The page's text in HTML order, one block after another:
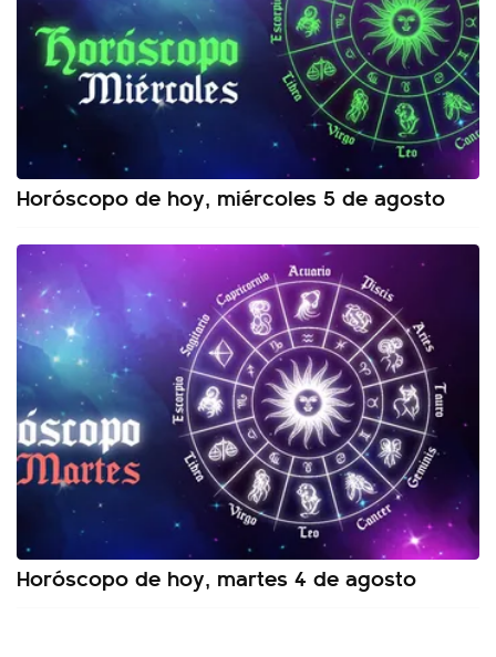
Horóscopo de hoy, miércoles 5 de agosto
Horóscopo de hoy, martes 4 de agosto